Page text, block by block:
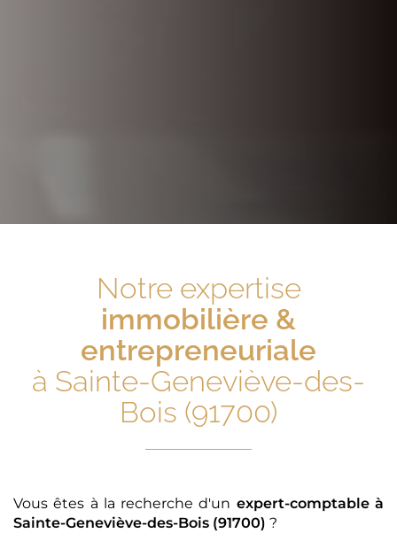
Notre expertise
immobilière &
entrepreneuriale
à Sainte-Geneviève-des-
Bois (91700)
Vous êtes à la recherche d'un expert-comptable à
Sainte-Geneviève-des-Bois (91700) ?